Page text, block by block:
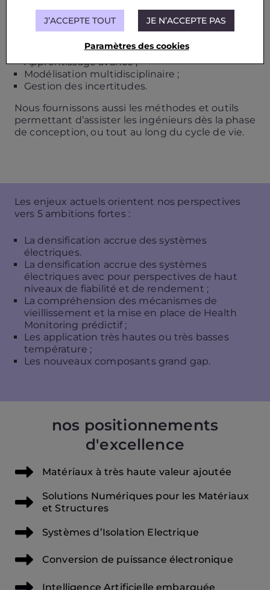
convertisseurs et briques technologiques qui
les composent ;
Intelligence Artificielle ;
Apprentissage avancé ;
Modélisation multidisciplinaire ;
Gestion des incertitudes.
Nous fournissons aussi les méthodes et outils
permettant d’assister les ingénieurs dès la phase
de conception, ou tout au long du cycle de vie.
Les enjeux actuels orientent nos perspectives
vers 5 ambitions fortes :
La densification accrue des systèmes
électriques.
La densification accrue des systèmes
électriques avec pour perspectives de haut
niveaux de fiabilité et de rendement ;
La compréhension des mécanismes de
vieillissement et la mise en place de Health
Monitoring prédictif ;
Les application très hautes ou très basses
température ;
Les nouveaux composants grand gap.
nos positionnements
d'excellence
Matériaux à très haute valeur ajoutée
Solutions Numériques pour les Matériaux
et Structures
Systèmes d’Isolation Electrique
Conversion de puissance électronique
Intelligence Artificielle embarquée
J’ACCEPTE TOUT JE N’ACCEPTE PAS
Paramètres des cookies